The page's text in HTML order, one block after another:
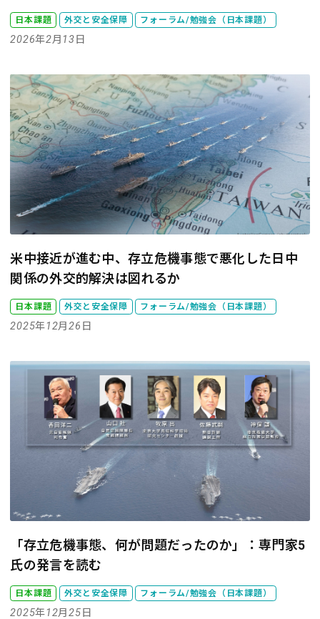
日本課題 外交と安全保障 フォーラム/勉強会（日本課題）
2026年2月13日
米中接近が進む中、存立危機事態で悪化した日中
関係の外交的解決は図れるか
日本課題 外交と安全保障 フォーラム/勉強会（日本課題）
2025年12月26日
「存立危機事態、何が問題だったのか」：専門家5
氏の発言を読む
日本課題 外交と安全保障 フォーラム/勉強会（日本課題）
2025年12月25日